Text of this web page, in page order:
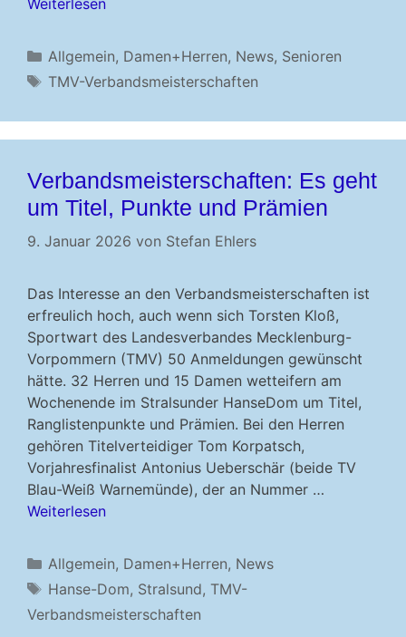
Weiterlesen
Kategorien
Allgemein, Damen+Herren, News, Senioren
Schlagwörter
TMV-Verbandsmeisterschaften
Verbandsmeisterschaften: Es geht
um Titel, Punkte und Prämien
9. Januar 2026 von Stefan Ehlers
Das Interesse an den Verbandsmeisterschaften ist
erfreulich hoch, auch wenn sich Torsten Kloß,
Sportwart des Landesverbandes Mecklenburg-
Vorpommern (TMV) 50 Anmeldungen gewünscht
hätte. 32 Herren und 15 Damen wetteifern am
Wochenende im Stralsunder HanseDom um Titel,
Ranglistenpunkte und Prämien. Bei den Herren
gehören Titelverteidiger Tom Korpatsch,
Vorjahresfinalist Antonius Ueberschär (beide TV
Blau-Weiß Warnemünde), der an Nummer …
Weiterlesen
Kategorien
Allgemein, Damen+Herren, News
Schlagwörter
Hanse-Dom, Stralsund, TMV-
Verbandsmeisterschaften